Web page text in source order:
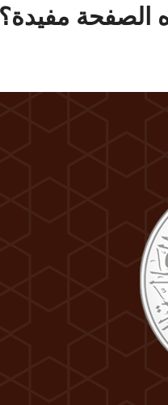
الصفحة